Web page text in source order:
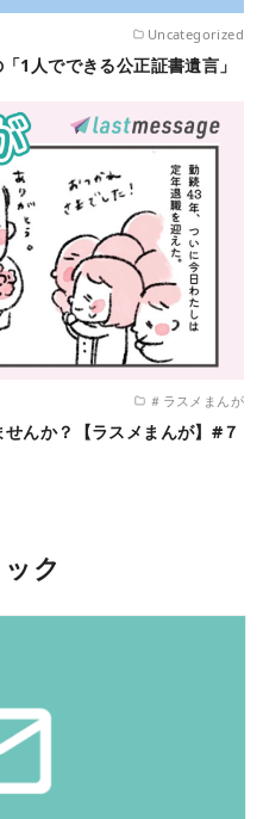
Uncategorized
1人でできる公正証書遺言」
＃ラスメまんが
んか？【ラスメまんが】#７
ク